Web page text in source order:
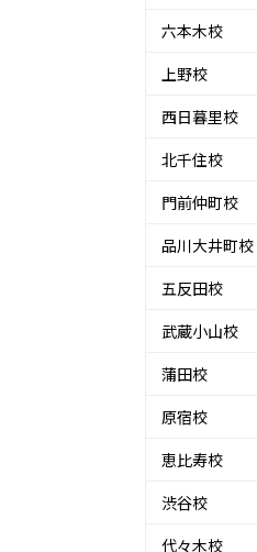
六本木校
上野校
西日暮里校
北千住校
門前仲町校
品川大井町校
五反田校
武蔵小山校
蒲田校
原宿校
恵比寿校
渋谷校
代々木校